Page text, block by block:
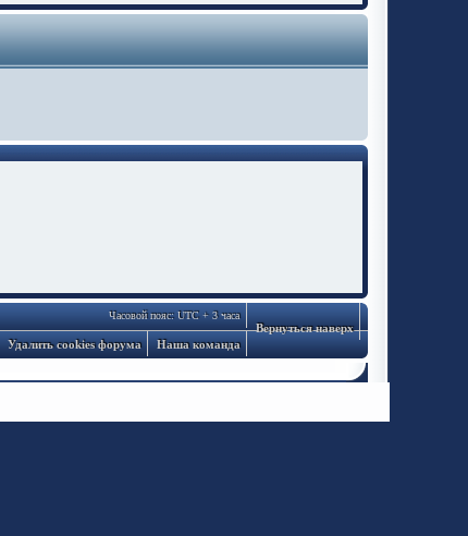
Вернуться наверх
Часовой пояс: UTC + 3 часа
Наша команда
Удалить cookies форума